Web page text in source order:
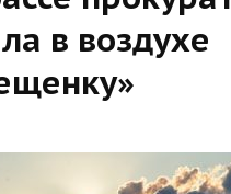
в воздухе